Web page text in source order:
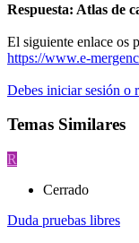
Respuesta: Atlas de
El siguiente enlace os
https://www.e-
Debes iniciar sesión o
Temas Similares
R
Cerrado
Duda pruebas libres